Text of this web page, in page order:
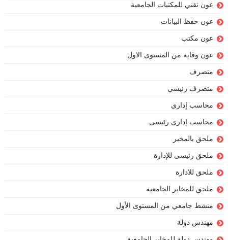
عون تقني للمكتبات الجامعية
عون حفظ البيانات
عون مكتب
عون وقاية من المستوى الاول
متصرف
متصرف رئيسي
محاسب إدارى
محاسب إدارى رئيسى
ملحق بالمخبر
ملحق رئيسى للإدارة
ملحق للادارة
ملحق للمخابر الجامعية
منشط جامعي من المستوى الأول
مهندس دولة